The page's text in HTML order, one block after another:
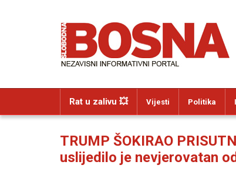
Rat u zalivu 💥 Vijesti Politika
TRUMP ŠOKIRAO
uslijedilo je nevjerovatan